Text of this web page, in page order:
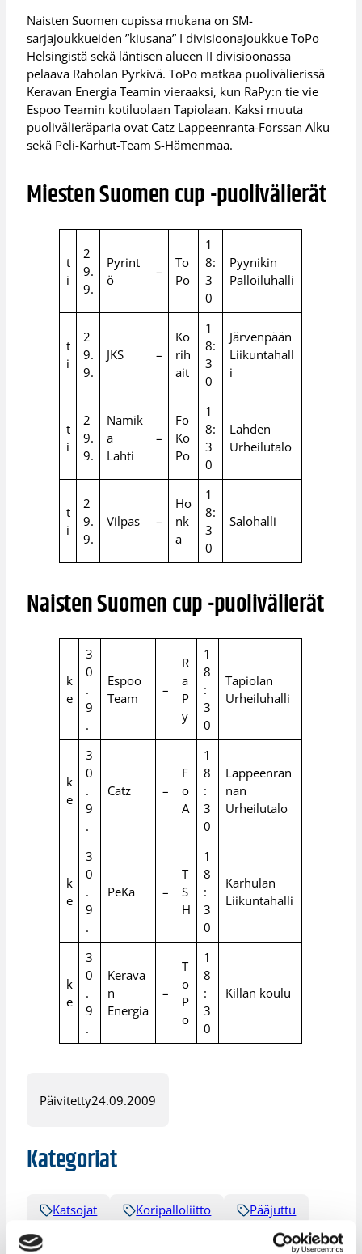
Naisten Suomen cupissa mukana on SM-
sarjajoukkueiden ”kiusana” I divisioonajoukkue ToPo
Helsingistä sekä läntisen alueen II divisioonassa
pelaava Raholan Pyrkivä. ToPo matkaa puolivälierissä
Keravan Energia Teamin vieraaksi, kun RaPy:n tie vie
Espoo Teamin kotiluolaan Tapiolaan. Kaksi muuta
puolivälieräparia ovat Catz Lappeenranta-Forssan Alku
sekä Peli-Karhut-Team S-Hämenmaa.
Miesten Suomen cup -puolivälierät
t
i
2
9.
9.
Pyrint
ö
–
To
Po
1
8:
3
0
Pyynikin
Palloiluhalli
t
i
2
9.
9.
JKS –
Ko
rih
ait
1
8:
3
0
Järvenpään
Liikuntahall
i
t
i
2
9.
9.
Namik
a
Lahti
–
Fo
Ko
Po
1
8:
3
0
Lahden
Urheilutalo
t
i
2
9.
9.
Vilpas –
Ho
nk
a
1
8:
3
0
Salohalli
Naisten Suomen cup -puolivälierät
k
e
3
0
.
9
.
Espoo
Team
–
R
a
P
y
1
8
:
3
0
Tapiolan
Urheiluhalli
k
e
3
0
.
9
.
Catz –
F
o
A
1
8
:
3
0
Lappeenran
nan
Urheilutalo
k
e
3
0
.
9
.
PeKa –
T
S
H
1
8
:
3
0
Karhulan
Liikuntahalli
k
e
3
0
.
9
.
Kerava
n
Energia
–
T
o
P
o
1
8
:
3
0
Killan koulu
Päivitetty24.09.2009
Kategoriat
Katsojat Koripalloliitto
Pääjuttu